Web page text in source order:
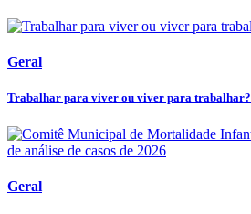
Geral
Trabalhar para viver ou viver para trabalhar?
Geral